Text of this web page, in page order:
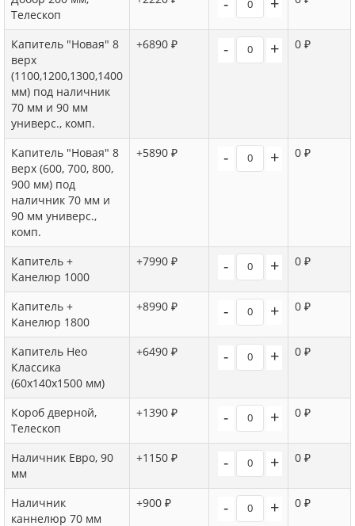
Телескоп
Капитель "Новая" 8
верх
(1100,1200,1300,1400
мм) под наличник
70 мм и 90 мм
универс., комп.
+6890 ₽ - + 0 ₽
Капитель "Новая" 8
верх (600, 700, 800,
900 мм) под
наличник 70 мм и
90 мм универс.,
комп.
+5890 ₽ - + 0 ₽
Капитель +
Канелюр 1000
+7990 ₽ - + 0 ₽
Капитель +
Канелюр 1800
+8990 ₽ - + 0 ₽
Капитель Нео
Классика
(60х140х1500 мм)
+6490 ₽ - + 0 ₽
Короб дверной,
Телескоп
+1390 ₽ - + 0 ₽
Наличник Евро, 90
мм
+1150 ₽ - + 0 ₽
Наличник
каннелюр 70 мм
+900 ₽ - + 0 ₽